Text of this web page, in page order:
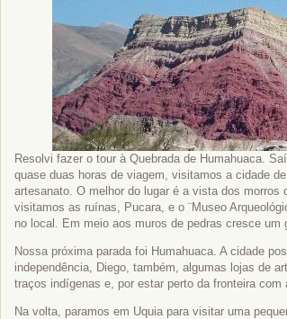
Resolvi fazer o tour à Quebrada de Humahuaca.
quase duas horas de viagem, visitamos a cidade
artesanato. O melhor do lugar é a vista dos
visitamos as ruínas, Pucara, e o ¨Museo
no local. Em meio aos muros de pedras cresce um
Nossa próxima parada foi Humahuaca. A cidade
independência, Diego, também, algumas lojas de
traços indígenas e, por estar perto da fronteira
Na volta, paramos em Uquia para visitar uma